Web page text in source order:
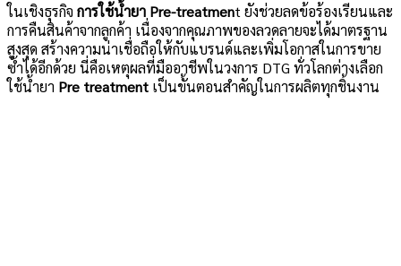
ในเชิงธุรกิจ การใช้น้ำยา Pre-treatment ยังช่วยลดข้อร้องเรียนและ
การคืนสินค้าจากลูกค้า เนื่องจากคุณภาพของลวดลายจะได้มาตรฐาน
สูงสุด สร้างความน่าเชื่อถือให้กับแบรนด์และเพิ่มโอกาสในการขาย
ซ้ำได้อีกด้วย นี่คือเหตุผลที่มืออาชีพในวงการ DTG ทั่วโลกต่างเลือก
ใช้น้ำยา Pre treatment เป็นขั้นตอนสำคัญในการผลิตทุกชิ้นงาน